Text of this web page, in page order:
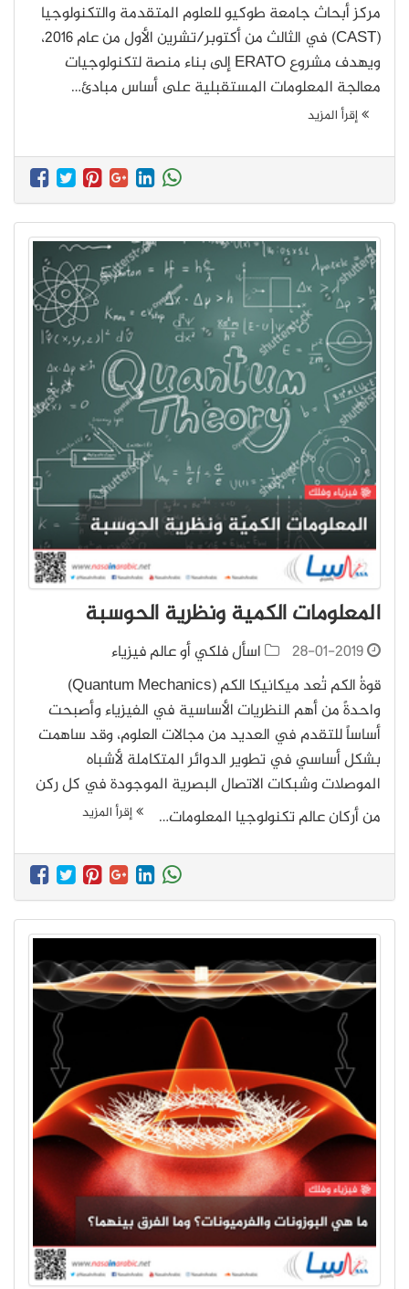
مركز أبحاث جامعة طوكيو للعلوم المتقدمة والتكنولوجيا
(CAST) في الثالث من أكتوبر/تشرين الأول من عام 2016،
ويهدف مشروع ERATO إلى بناء منصة لتكنولوجيات
معالجة المعلومات المستقبلية على أساس مبادئ…
إقرأ المزيد
المعلومات الكمية ونظرية الحوسبة
28-01-2019
اسأل فلكي أو عالم فيزياء
قوةُ الكم تُعد ميكانيكا الكم (Quantum Mechanics)
واحدةً من أهم النظريات الأساسية في الفيزياء وأصبحت
أساساً للتقدم في العديد من مجالات العلوم، وقد ساهمت
بشكل أساسي في تطوير الدوائر المتكاملة لأشباه
الموصلات وشبكات الاتصال البصرية الموجودة في كل ركن
من أركان عالم تكنولوجيا المعلومات…
إقرأ المزيد